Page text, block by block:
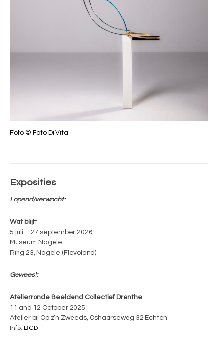
Foto © Foto Di Vita
Exposities
Lopend/verwacht:
Wat blijft
5 juli – 27 september 2026
Museum Nagele
Ring 23, Nagele (Flevoland)
Geweest:
Atelierronde Beeldend Collectief Drenthe
11 and 12 October 2025
Atelier bij Op z’n Zweeds, Oshaarseweg 32 Echten
Info: BCD